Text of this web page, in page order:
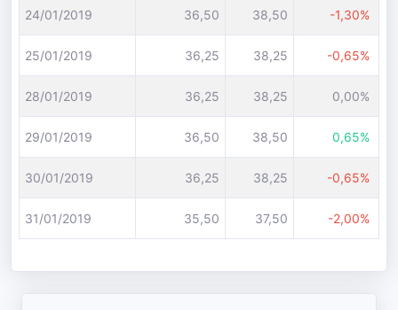
24/01/2019 36,50 38,50 -1,30%
25/01/2019 36,25 38,25 -0,65%
28/01/2019 36,25 38,25 0,00%
29/01/2019 36,50 38,50 0,65%
30/01/2019 36,25 38,25 -0,65%
31/01/2019 35,50 37,50 -2,00%